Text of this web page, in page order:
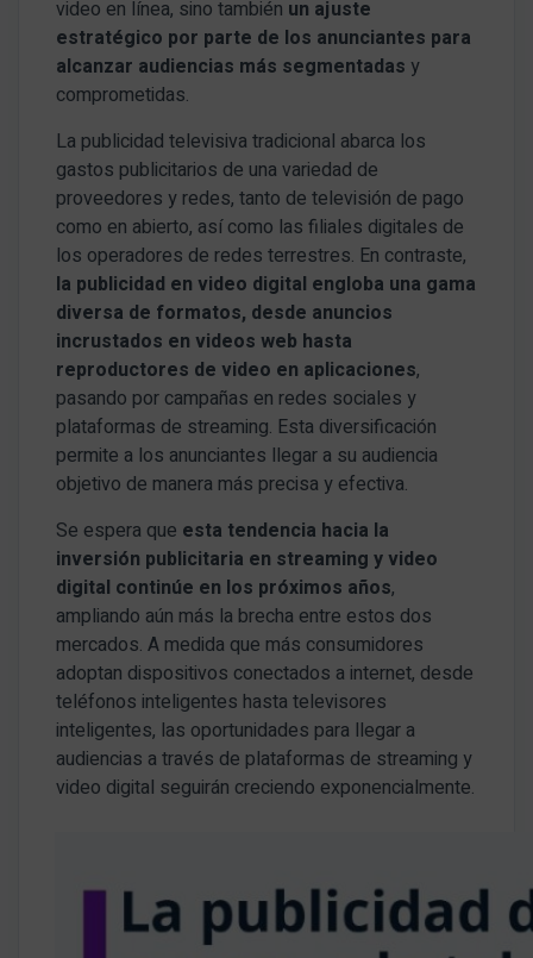
video en línea, sino también un ajuste
estratégico por parte de los anunciantes para
alcanzar audiencias más segmentadas y
comprometidas.
La publicidad televisiva tradicional abarca los
gastos publicitarios de una variedad de
proveedores y redes, tanto de televisión de pago
como en abierto, así como las filiales digitales de
los operadores de redes terrestres. En contraste,
la publicidad en video digital engloba una gama
diversa de formatos, desde anuncios
incrustados en videos web hasta
reproductores de video en aplicaciones,
pasando por campañas en redes sociales y
plataformas de streaming. Esta diversificación
permite a los anunciantes llegar a su audiencia
objetivo de manera más precisa y efectiva.
Se espera que esta tendencia hacia la
inversión publicitaria en streaming y video
digital continúe en los próximos años,
ampliando aún más la brecha entre estos dos
mercados. A medida que más consumidores
adoptan dispositivos conectados a internet, desde
teléfonos inteligentes hasta televisores
inteligentes, las oportunidades para llegar a
audiencias a través de plataformas de streaming y
video digital seguirán creciendo exponencialmente.